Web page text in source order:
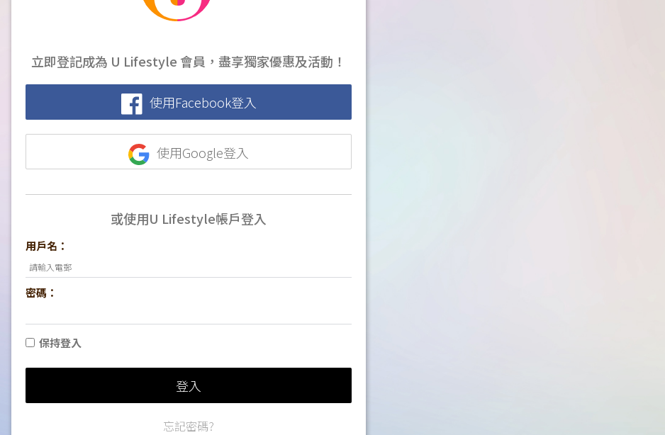
立即登記成為 U Lifestyle 會員，盡享獨家優惠及活動！
使用Facebook登入
使用Google登入
或使用U Lifestyle帳戶登入
用戶名：
密碼：
保持登入
登入
忘記密碼?